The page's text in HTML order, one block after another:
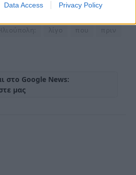
Data Access Privacy Policy
Ηλιούπολη: λίγο που
πριν
στο Google News:
μας